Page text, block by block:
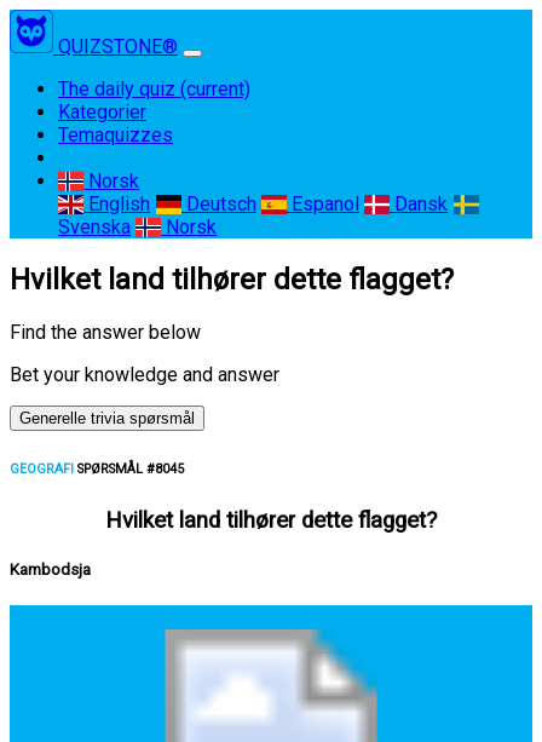
QUIZSTONE®
The daily quiz (current)
Kategorier
Temaquizzes
Norsk
English
Deutsch Espanol
Dansk
Svenska
Norsk
Hvilket land tilhører dette flagget?
Find the answer below
Bet your knowledge and answer
Generelle trivia spørsmål
GEOGRAFI SPØRSMÅL #8045
Hvilket land tilhører dette flagget?
Kambodsja